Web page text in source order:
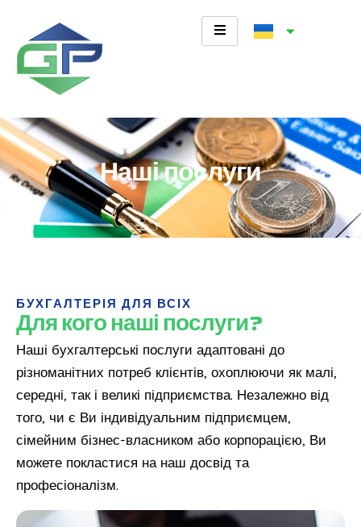
вмісту
Наші послуги
БУХГАЛТЕРІЯ ДЛЯ ВСІХ
Для кого наші послуги?
Наші бухгалтерські послуги адаптовані до
різноманітних потреб клієнтів, охоплюючи як малі,
середні, так і великі підприємства. Незалежно від
того, чи є Ви індивідуальним підприємцем,
сімейним бізнес-власником або корпорацією, Ви
можете покластися на наш досвід та
професіоналізм.